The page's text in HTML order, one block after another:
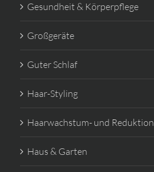
Gesundheit & Körperpflege
Großgeräte
Guter Schlaf
Haar-Styling
Haarwachstum- und Reduktion
Haus & Garten